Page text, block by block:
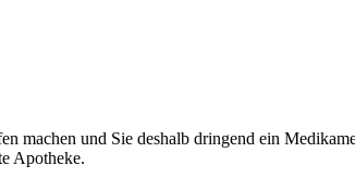
machen und Sie des­halb drin­gend ein
Apotheke.